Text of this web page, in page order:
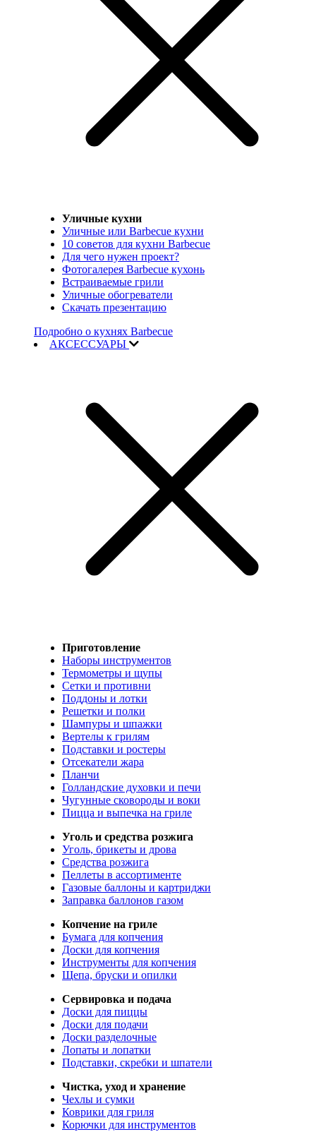
Уличные кухни
Уличные или Barbecue кухни
10 советов для кухни Barbecue
Для чего нужен проект?
Фотогалерея Barbecue кухонь
Встраиваемые грили
Уличные обогреватели
Скачать презентацию
Подробно о кухнях Barbecue
АКСЕССУАРЫ
Приготовление
Наборы инструментов
Термометры и щупы
Сетки и противни
Поддоны и лотки
Решетки и полки
Шампуры и шпажки
Вертелы к грилям
Подставки и ростеры
Отсекатели жара
Планчи
Голландские духовки и печи
Чугунные сковороды и воки
Пицца и выпечка на гриле
Уголь и средства розжига
Уголь, брикеты и дрова
Средства розжига
Пеллеты в ассортименте
Газовые баллоны и картриджи
Заправка баллонов газом
Копчение на гриле
Бумага для копчения
Доски для копчения
Инструменты для копчения
Щепа, бруски и опилки
Сервировка и подача
Доски для пиццы
Доски для подачи
Доски разделочные
Лопаты и лопатки
Подставки, скребки и шпатели
Чистка, уход и хранение
Чехлы и сумки
Коврики для гриля
Корючки для инструментов